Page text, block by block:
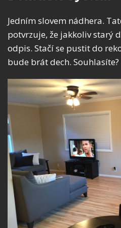
Jedním slovem nádhera.
potvrzuje, že jakkoliv starý
odpis. Stačí se pustit do
bude brát dech. Souhlasíte?